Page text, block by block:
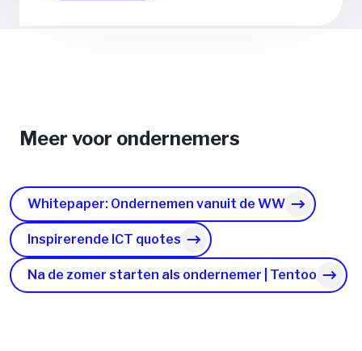
Meer voor ondernemers
Whitepaper: Ondernemen vanuit de WW
Inspirerende ICT quotes
Na de zomer starten als ondernemer | Tentoo